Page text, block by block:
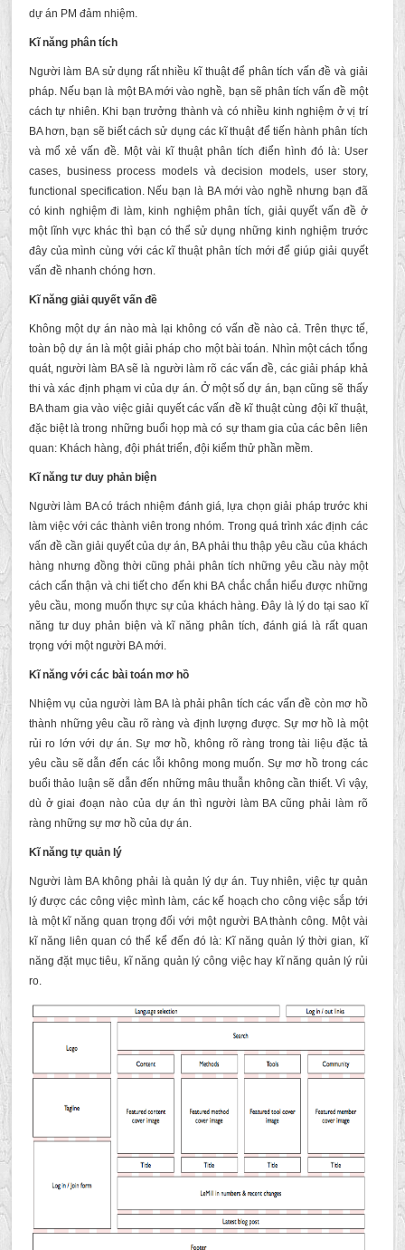
dự án PM đảm nhiệm.
Kĩ năng phân tích
Người làm BA sử dụng rất nhiều kĩ thuật để phân tích vấn đề và giải
pháp. Nếu bạn là một BA mới vào nghề, bạn sẽ phân tích vấn đề một
cách tự nhiên. Khi bạn trưởng thành và có nhiều kinh nghiệm ở vị trí
BA hơn, bạn sẽ biết cách sử dụng các kĩ thuật để tiến hành phân tích
và mổ xẻ vấn đề. Một vài kĩ thuật phân tích điển hình đó là: User
cases, business process models và decision models, user story,
functional specification. Nếu bạn là BA mới vào nghề nhưng bạn đã
có kinh nghiệm đi làm, kinh nghiệm phân tích, giải quyết vấn đề ở
một lĩnh vực khác thì bạn có thể sử dụng những kinh nghiệm trước
đây của mình cùng với các kĩ thuật phân tích mới để giúp giải quyết
vấn đề nhanh chóng hơn.
Kĩ năng giải quyết vấn đề
Không một dự án nào mà lại không có vấn đề nào cả. Trên thực tế,
toàn bộ dự án là một giải pháp cho một bài toán. Nhìn một cách tổng
quát, người làm BA sẽ là người làm rõ các vấn đề, các giải pháp khả
thi và xác định phạm vi của dự án. Ở một số dự án, bạn cũng sẽ thấy
BA tham gia vào việc giải quyết các vấn đề kĩ thuật cùng đội kĩ thuật,
đặc biệt là trong những buổi họp mà có sự tham gia của các bên liên
quan: Khách hàng, đội phát triển, đội kiểm thử phần mềm.
Kĩ năng tư duy phản biện
Người làm BA có trách nhiệm đánh giá, lựa chọn giải pháp trước khi
làm việc với các thành viên trong nhóm. Trong quá trình xác định các
vấn đề cần giải quyết của dự án, BA phải thu thập yêu cầu của khách
hàng nhưng đồng thời cũng phải phân tích những yêu cầu này một
cách cẩn thận và chi tiết cho đến khi BA chắc chắn hiểu được những
yêu cầu, mong muốn thực sự của khách hàng. Đây là lý do tại sao kĩ
năng tư duy phản biện và kĩ năng phân tích, đánh giá là rất quan
trọng với một người BA mới.
Kĩ năng với các bài toán mơ hồ
Nhiệm vụ của người làm BA là phải phân tích các vấn đề còn mơ hồ
thành những yêu cầu rõ ràng và định lượng được. Sự mơ hồ là một
rủi ro lớn với dự án. Sự mơ hồ, không rõ ràng trong tài liệu đặc tả
yêu cầu sẽ dẫn đến các lỗi không mong muốn. Sự mơ hồ trong các
buổi thảo luận sẽ dẫn đến những mâu thuẫn không cần thiết. Vì vậy,
dù ở giai đoạn nào của dự án thì người làm BA cũng phải làm rõ
ràng những sự mơ hồ của dự án.
Kĩ năng tự quản lý
Người làm BA không phải là quản lý dự án. Tuy nhiên, việc tự quản
lý được các công việc mình làm, các kế hoạch cho công việc sắp tới
là một kĩ năng quan trọng đối với một người BA thành công. Một vài
kĩ năng liên quan có thể kể đến đó là: Kĩ năng quản lý thời gian, kĩ
năng đặt mục tiêu, kĩ năng quản lý công việc hay kĩ năng quản lý rủi
ro.